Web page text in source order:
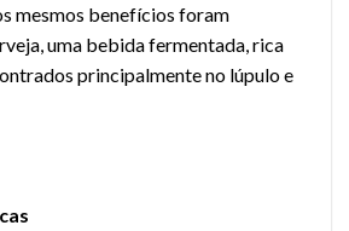
mesmos benefícios foram
uma bebida fermentada, rica
principalmente no lúpulo e